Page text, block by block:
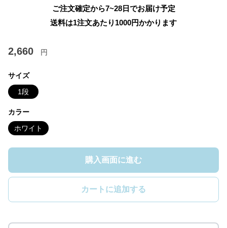
ご注文確定から7~28日でお届け予定
送料は1注文あたり 1000円かかります
2,660 円
サイズ
1段
カラー
ホワイト
購入画面に進む
カートに追加する